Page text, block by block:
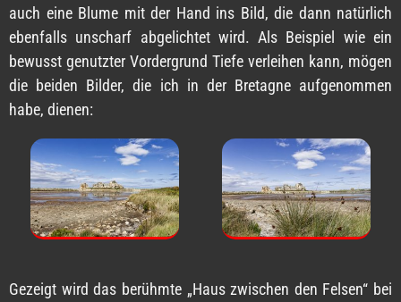
auch eine Blume mit der Hand ins Bild, die dann natürlich
ebenfalls unscharf abgelichtet wird. Als Beispiel wie ein
bewusst genutzter Vordergrund Tiefe verleihen kann, mögen
die beiden Bilder, die ich in der Bretagne aufgenommen
habe, dienen:
Gezeigt wird das berühmte „Haus zwischen den Felsen“ bei